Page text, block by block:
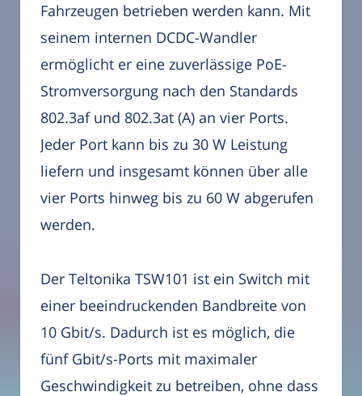
Fahrzeugen betrieben werden kann. Mit
seinem internen DCDC-Wandler
ermöglicht er eine zuverlässige PoE-
Stromversorgung nach den Standards
802.3af und 802.3at (A) an vier Ports.
Jeder Port kann bis zu 30 W Leistung
liefern und insgesamt können über alle
vier Ports hinweg bis zu 60 W abgerufen
werden.
Der Teltonika TSW101 ist ein Switch mit
einer beeindruckenden Bandbreite von
10 Gbit/s. Dadurch ist es möglich, die
fünf Gbit/s-Ports mit maximaler
Geschwindigkeit zu betreiben, ohne dass